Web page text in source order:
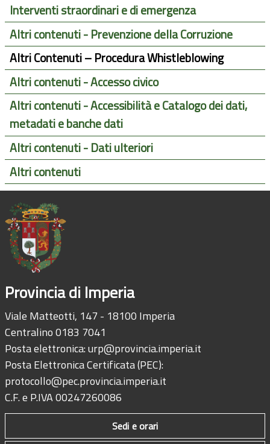
Interventi straordinari e di emergenza
Altri contenuti - Prevenzione della Corruzione
Altri Contenuti – Procedura Whistleblowing
Altri contenuti - Accesso civico
Altri contenuti - Accessibilità e Catalogo dei dati,
metadati e banche dati
Altri contenuti - Dati ulteriori
Altri contenuti
Provincia di Imperia
Viale Matteotti, 147 - 18100 Imperia
Centralino 0183 7041
Posta elettronica:urp@provincia.imperia.it
Posta Elettronica Certificata (PEC):
protocollo@pec.provincia.imperia.it
C.F. e P.IVA 00247260086
Sedi e orari